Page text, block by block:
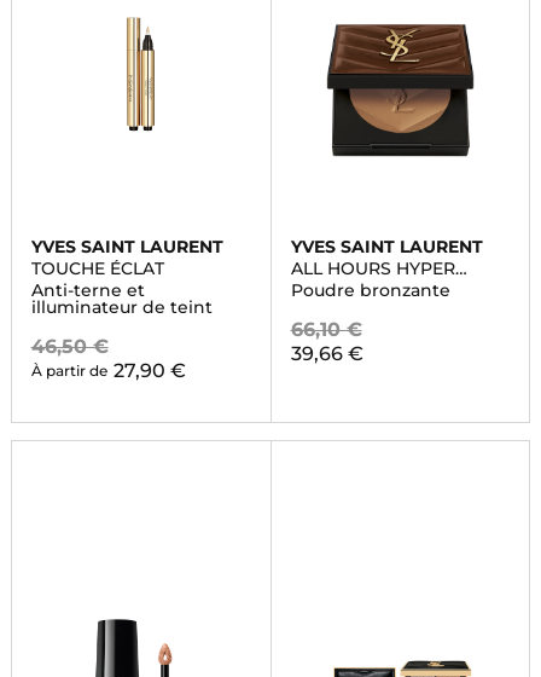
YVES SAINT LAURENT
TOUCHE ÉCLAT
Anti-terne et
illuminateur de teint
46,50 €
À partir de 27,90 €
YVES SAINT LAURENT
ALL HOURS HYPER
BRONZE
Poudre bronzante
66,10 €
39,66 €